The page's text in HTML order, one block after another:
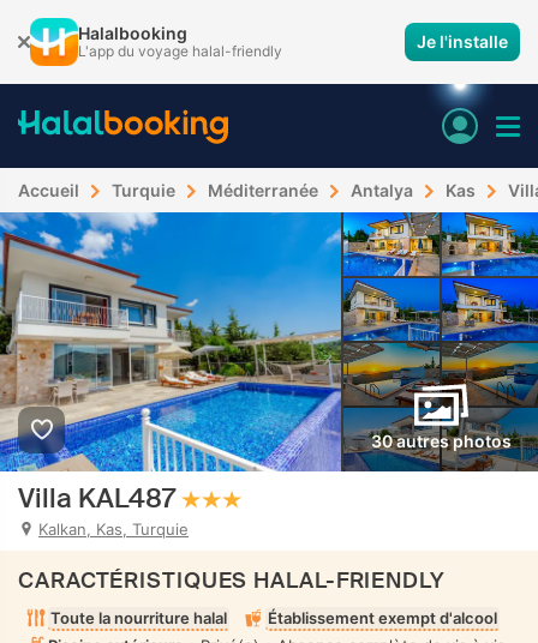
Halalbooking
L'app du voyage halal-friendly Je l'installe
Accueil Turquie Méditerranée Antalya Kas
30 autres photos
Villa KAL487
Kalkan, Kas, Turquie
CARACTÉRISTIQUES HALAL-FRIENDLY
Toute la nourriture halal
Établissement exempt d'alcool